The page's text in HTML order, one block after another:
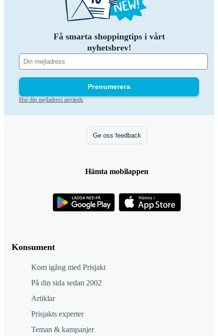
Få smarta shoppingtips i vårt
nyhetsbrev!
Prenumerera
Hur din mejladress används
Konsument
Kom igång med Prisjakt
På din sida sedan 2002
Artiklar
Prisjakts experter
Teman & kampanjer
Ge oss feedback
Hämta mobilappen